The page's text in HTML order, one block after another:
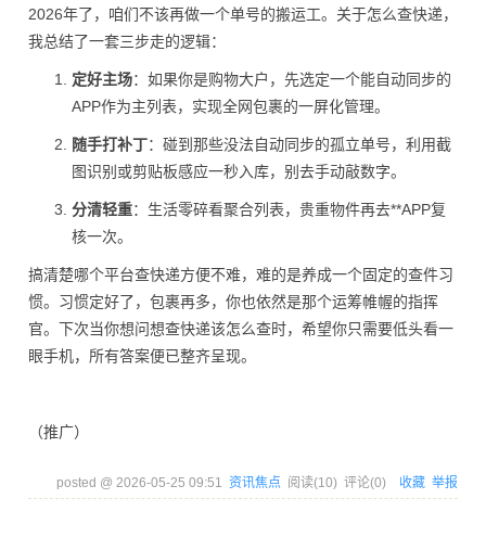
2026年了，咱们不该再做一个单号的搬运工。关于怎么查快递，
我总结了一套三步走的逻辑：
定好主场：如果你是购物大户，先选定一个能自动同步的
APP作为主列表，实现全网包裹的一屏化管理。
随手打补丁：碰到那些没法自动同步的孤立单号，利用截
图识别或剪贴板感应一秒入库，别去手动敲数字。
分清轻重：生活零碎看聚合列表，贵重物件再去**APP复
核一次。
搞清楚哪个平台查快递方便不难，难的是养成一个固定的查件习
惯。习惯定好了，包裹再多，你也依然是那个运筹帷幄的指挥
官。下次当你想问想查快递该怎么查时，希望你只需要低头看一
眼手机，所有答案便已整齐呈现。
（推广）
posted @ 2026-05-25 09:51 资讯焦点 阅读(10) 评论(0) 收藏 举报